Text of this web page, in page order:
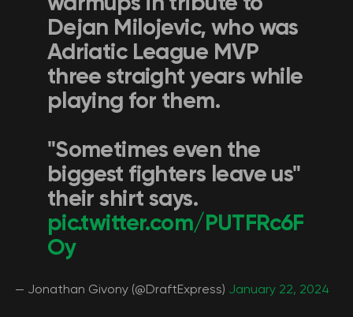
Dejan Milojevic, who was
Adriatic League MVP
three straight years while
playing for them.
"Sometimes even the
biggest fighters leave us"
their shirt says.
pic.twitter.com/PUTFRc6F
Oy
— Jonathan Givony (@DraftExpress) January 22, 2024